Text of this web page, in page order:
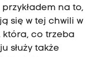
na to,
się w tej chwili w
która, co trzeba
służy także